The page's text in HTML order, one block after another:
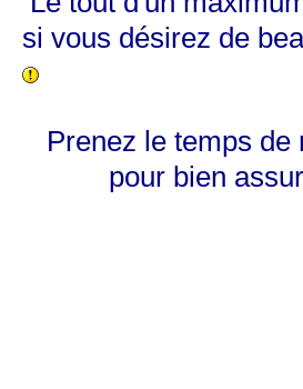
si vous désirez de
Prenez le temps
pour bien